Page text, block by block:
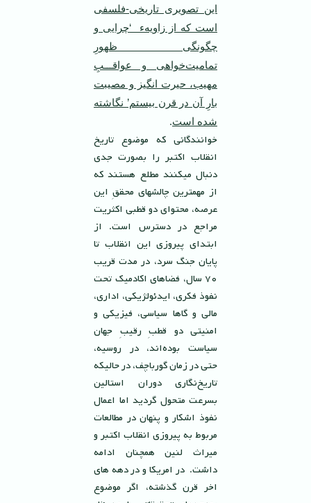
اين تصويرى تاريخى-فلسفى
است كه از زاويهء ‘چرايى و
چگونگى ظهورِ
تماميت‌خواهى و عواقـــبِ
مهيب، حيرت انگيز و مصيبت
بارِ آن در قرن بيستم’ نگاشته
شده است.
خوانندگانى كه موضوع تاريخ
انقلاب اكتبر را بصورت جدى
دنبال ميكنند مطلع هستند كه
از مهمترين چالشهاى محققِ اين
عرصه، محتواى دو قطبى اكثريت
مراجع در دسترس است. از
ابتداى پيروزى اين انقلاب تا
پايان جنگ سرد، در مدت قريب
٧٠ سال، فضاهاى اكادميك تحت
نفوذ فكرى، ايدئولژيكى، ادارى،
مالى و گاها سياسى، فيزيكى و
امنيتى دو قطبِ رقيبِ جهان
سياست بوده‌اند، در روسيه،
حتى در زمان گورباچف، در حاليكه
تاريخ‌نگارى دوران استالين
بسرعت متحول گرديد اما اعمال
نفوذ اشكار و پنهان در مطالعات
مربوط به پيروزى انقلاب اكتبر و
ميراث لنين همچنان ادامه
داشت. در امريكا و در دهه هاى
اخر قرن گذشته، اگر موضوع